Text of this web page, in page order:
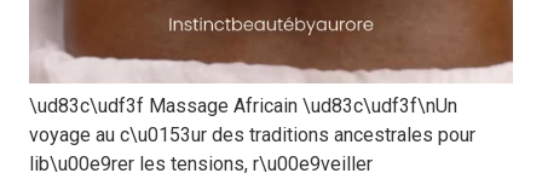
\ud83c\udf3f Massage Africain \ud83c\udf3f\nUn
voyage au c\u0153ur des traditions ancestrales pour
lib\u00e9rer les tensions, r\u00e9veiller